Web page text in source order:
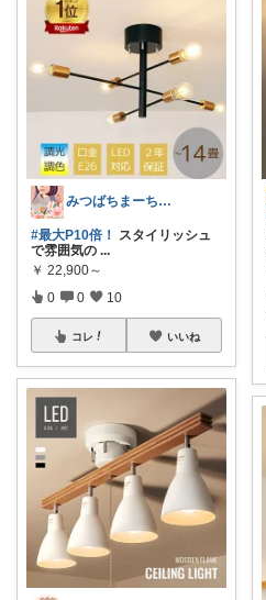
みつばちまーちᵀᴴᴬᴺᴷ ᵞᴼᵁ ◡̈*
#最大P10倍！
スタイリッシュ
で雰囲気の ...
￥ 22,900～
0 0 10
コレ いいね